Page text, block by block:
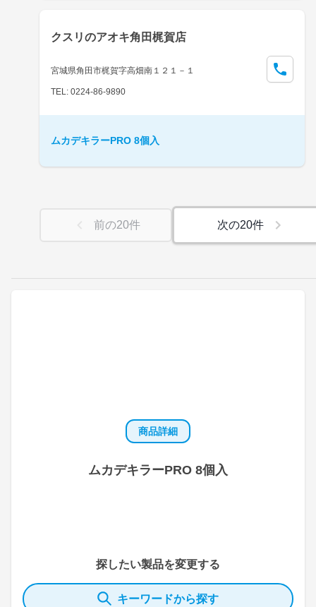
商品詳細
ムカデキラーPRO 8個入
探したい製品を変更する
キーワードから探す
クスリのアオキ角田梶賀店
宮城県角田市梶賀字高畑南１２１－１
TEL: 0224-86-9890
ムカデキラーPRO 8個入
前の20件 次の20件